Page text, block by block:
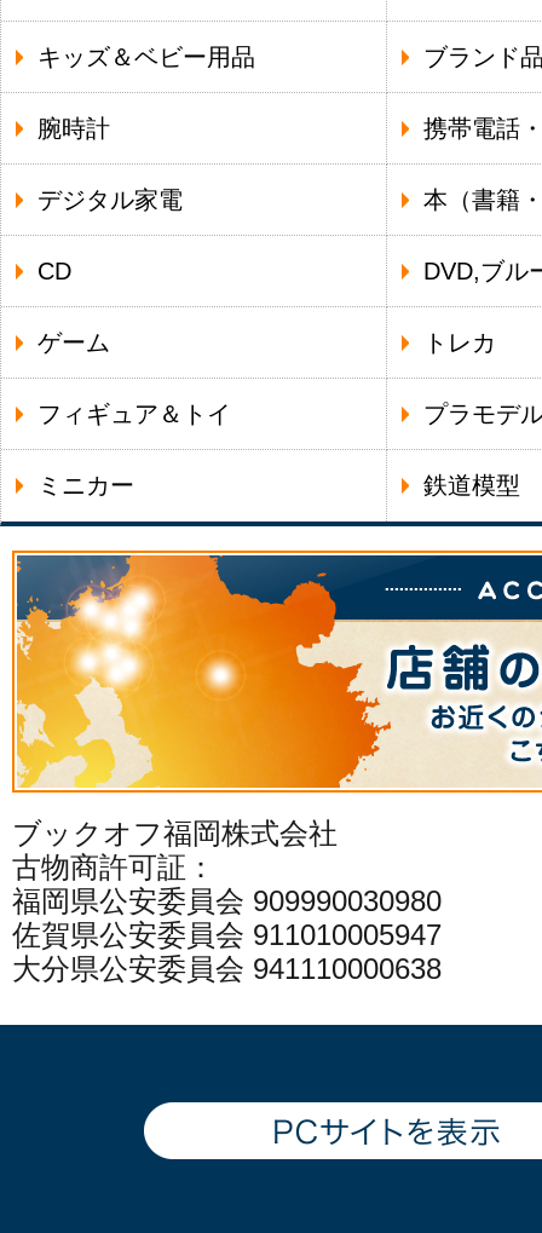
キッズ＆ベビー用品 ブランド
腕時計 携帯電話
デジタル家電 本（書籍
CD DVD,ブル
ゲーム トレカ
フィギュア＆トイ プラモデ
ミニカー 鉄道模型
ブックオフ福岡株式会社
古物商許可証：
福岡県公安委員会 909990030980
佐賀県公安委員会 911010005947
大分県公安委員会 941110000638